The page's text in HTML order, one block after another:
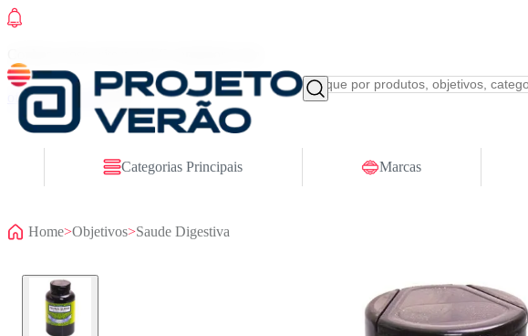
ofertas especiais
Categorias Principais Marcas
Home>Objetivos>Saude Digestiva